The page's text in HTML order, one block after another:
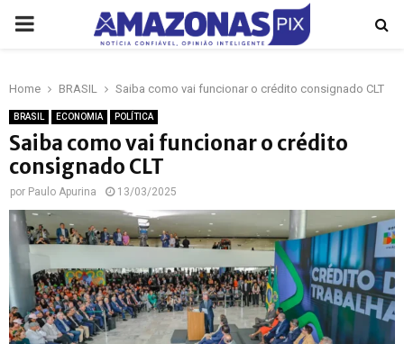
PRIMARY
Home BRASIL Saiba como vai funcionar o crédito consignado CLT
BRASIL ECONOMIA POLÍTICA
Saiba como vai funcionar o crédito
consignado CLT
por Paulo Apurina 13/03/2025